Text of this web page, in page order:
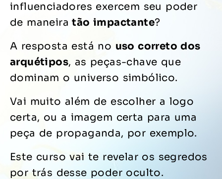
influenciadores exercem seu poder
de maneira tão impactante?
A resposta está no uso correto dos
arquétipos, as peças-chave que
dominam o universo simbólico.
Vai muito além de escolher a logo
certa, ou a imagem certa para uma
peça de propaganda, por exemplo.
Este curso vai te revelar os segredos
por trás desse poder oculto.